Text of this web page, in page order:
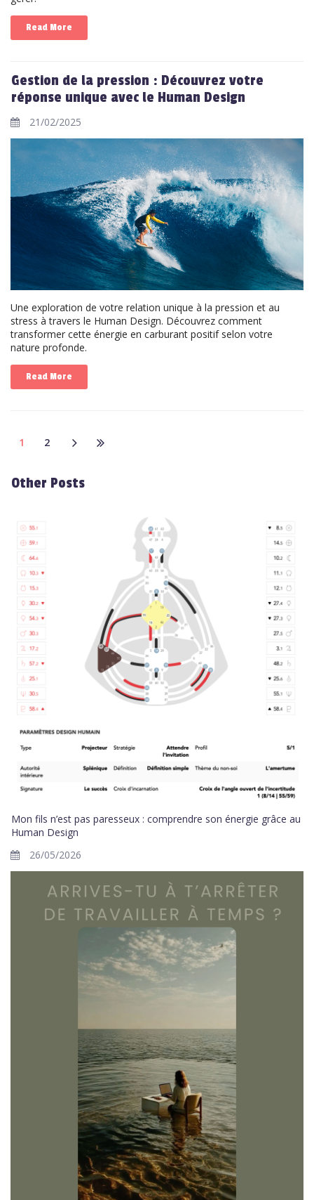
Read More
Gestion de la pression : Découvrez votre
réponse unique avec le Human Design
21/02/2025
Une exploration de votre relation unique à la pression et au
stress à travers le Human Design. Découvrez comment
transformer cette énergie en carburant positif selon votre
nature profonde.
Read More
1 2
Other Posts
Mon fils n’est pas paresseux : comprendre son énergie grâce au
Human Design
26/05/2026